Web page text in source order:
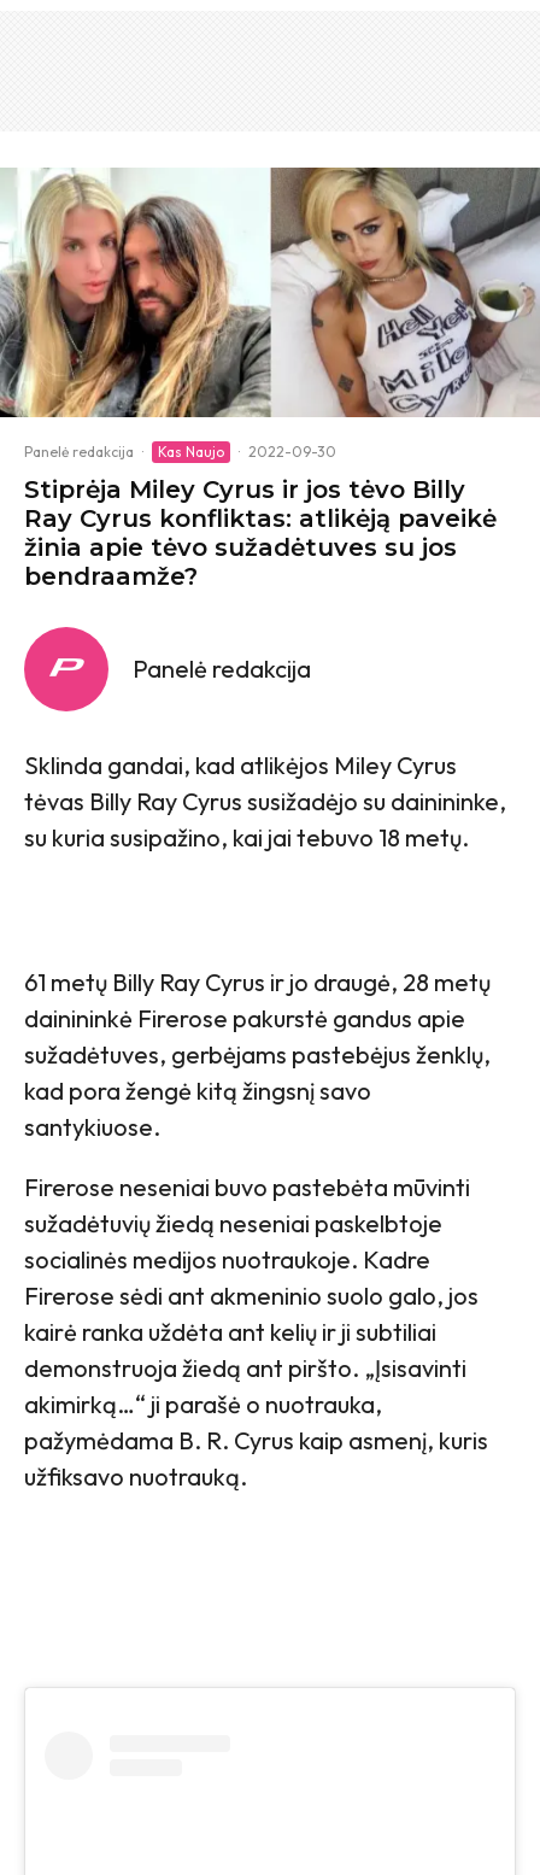
Panelė redakcija · Kas Naujo · 2022-09-30
Stiprėja Miley Cyrus ir jos tėvo Billy
Ray Cyrus konfliktas: atlikėją paveikė
žinia apie tėvo sužadėtuves su jos
bendraamže?
Panelė redakcija
Sklinda gandai, kad atlikėjos Miley Cyrus
tėvas Billy Ray Cyrus susižadėjo su dainininke,
su kuria susipažino, kai jai tebuvo 18 metų.
61 metų Billy Ray Cyrus ir jo draugė, 28 metų
dainininkė Firerose pakurstė gandus apie
sužadėtuves, gerbėjams pastebėjus ženklų,
kad pora žengė kitą žingsnį savo
santykiuose.
Firerose neseniai buvo pastebėta mūvinti
sužadėtuvių žiedą neseniai paskelbtoje
socialinės medijos nuotraukoje. Kadre
Firerose sėdi ant akmeninio suolo galo, jos
kairė ranka uždėta ant kelių ir ji subtiliai
demonstruoja žiedą ant piršto. „Įsisavinti
akimirką…“ ji parašė o nuotrauka,
pažymėdama B. R. Cyrus kaip asmenį, kuris
užfiksavo nuotrauką.